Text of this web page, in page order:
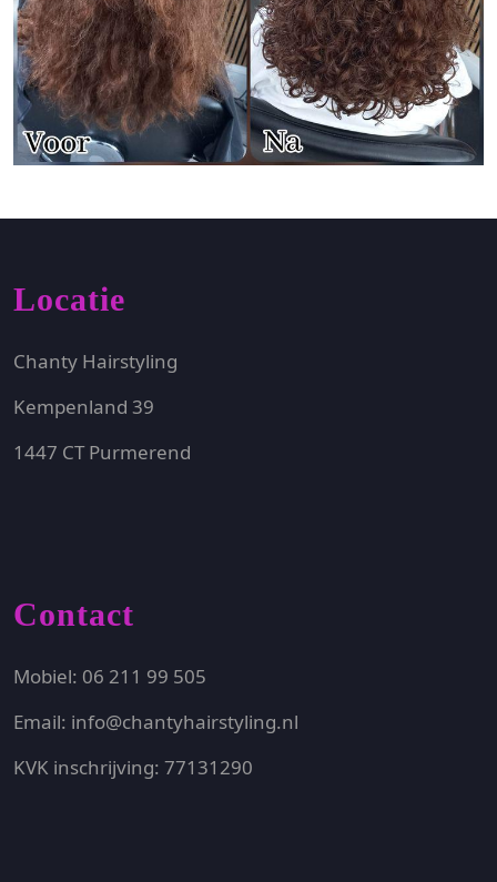
Locatie
Chanty Hairstyling
Kempenland 39
1447 CT Purmerend
Contact
Mobiel: 06 211 99 505
Email: info@chantyhairstyling.nl
KVK inschrijving: 77131290